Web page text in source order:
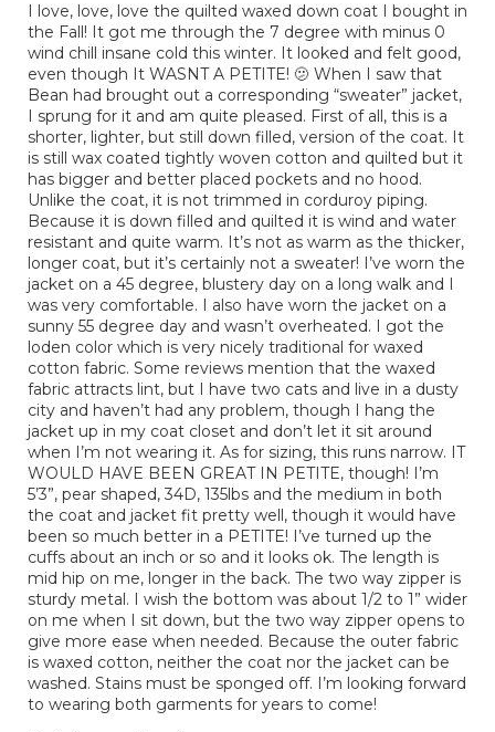
I love, love, love the quilted waxed down coat I bought in
the Fall! It got me through the 7 degree with minus 0
wind chill insane cold this winter. It looked and felt good,
even though It WASNT A PETITE! 🫤 When I saw that
Bean had brought out a corresponding “sweater” jacket,
I sprung for it and am quite pleased. First of all, this is a
shorter, lighter, but still down filled, version of the coat. It
is still wax coated tightly woven cotton and quilted but it
has bigger and better placed pockets and no hood.
Unlike the coat, it is not trimmed in corduroy piping.
Because it is down filled and quilted it is wind and water
resistant and quite warm. It’s not as warm as the thicker,
longer coat, but it’s certainly not a sweater! I’ve worn the
jacket on a 45 degree, blustery day on a long walk and I
was very comfortable. I also have worn the jacket on a
sunny 55 degree day and wasn’t overheated. I got the
loden color which is very nicely traditional for waxed
cotton fabric. Some reviews mention that the waxed
fabric attracts lint, but I have two cats and live in a dusty
city and haven’t had any problem, though I hang the
jacket up in my coat closet and don’t let it sit around
when I’m not wearing it. As for sizing, this runs narrow. IT
WOULD HAVE BEEN GREAT IN PETITE, though! I’m
5’3”, pear shaped, 34D, 135lbs and the medium in both
the coat and jacket fit pretty well, though it would have
been so much better in a PETITE! I’ve turned up the
cuffs about an inch or so and it looks ok. The length is
mid hip on me, longer in the back. The two way zipper is
sturdy metal. I wish the bottom was about 1/2 to 1” wider
on me when I sit down, but the two way zipper opens to
give more ease when needed. Because the outer fabric
is waxed cotton, neither the coat nor the jacket can be
washed. Stains must be sponged off. I’m looking forward
to wearing both garments for years to come!